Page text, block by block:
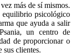
más de sí mismos.
equilibrio psicológico
que ayuda a salir
Psania, un centro de
de proporcionar o
sus clientes.